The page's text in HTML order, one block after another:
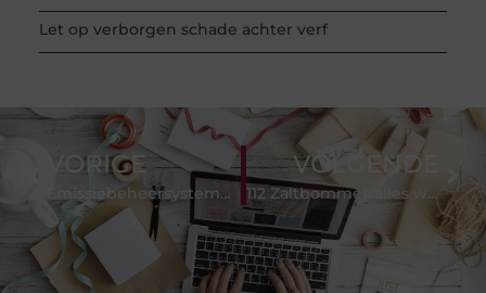
Let op verborgen schade achter verf
VORIGE
Emissiebeheersystemen in Dodge Ram-trucks: een diepgaande blik op de technologieën
VOLGENDE
112 Zaltbommel: alles wat je moet weten over noodgevallen in Zaltbommel